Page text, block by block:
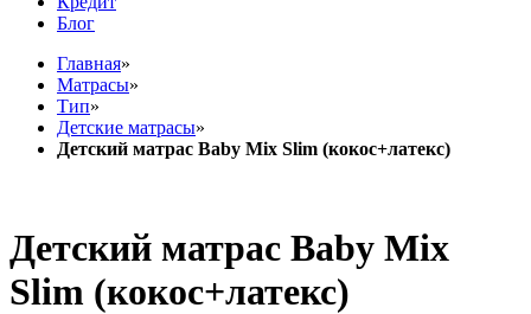
Блог
Главная»
Матрасы»
Тип»
Детские матрасы»
Детский матрас Baby Mix Slim (кокос+латекс)
Детский матрас Baby Mix
Slim (кокос+латекс)